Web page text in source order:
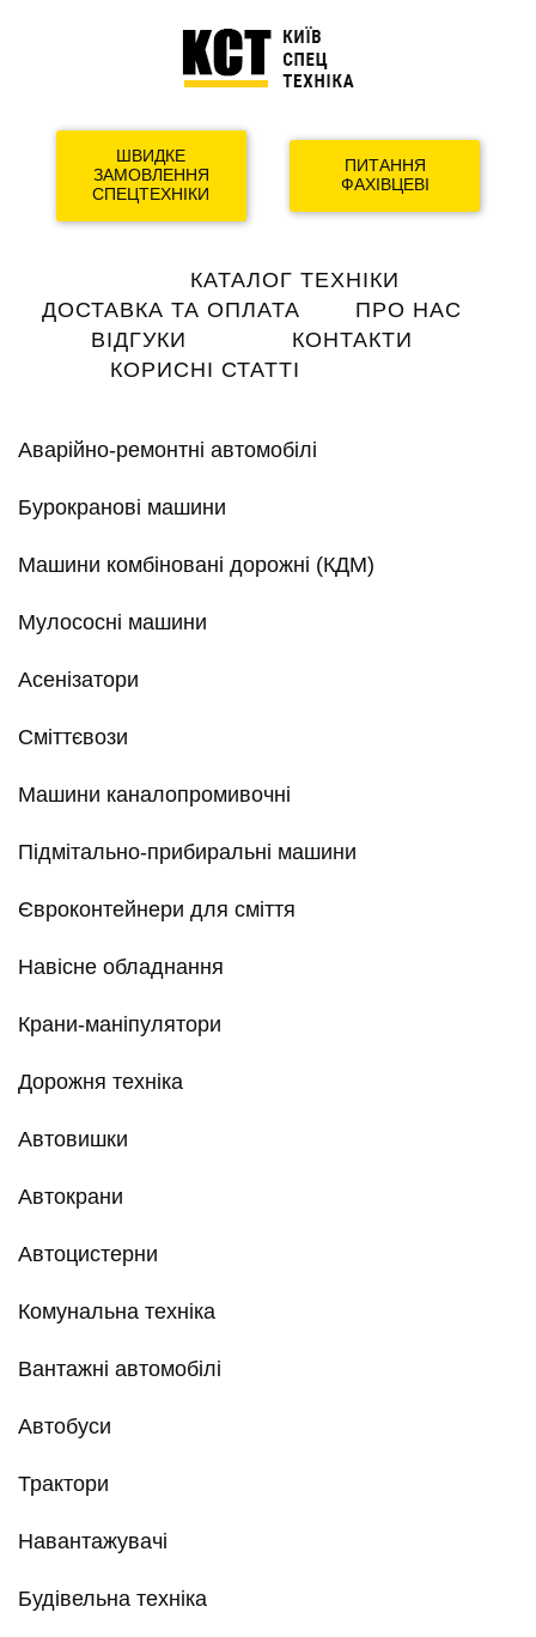
ШВИДКЕ
ЗАМОВЛЕННЯ
СПЕЦТЕХНІКИ
ПИТАННЯ
ФАХІВЦЕВІ
navigation
КАТАЛОГ ТЕХНІКИ
ДОСТАВКА ТА ОПЛАТА
ПРО НАС
ВІДГУКИ
КОНТАКТИ
КОРИСНІ СТАТТІ
Аварійно-ремонтні автомобілі
Бурокранові машини
Машини комбіновані дорожні (КДМ)
Мулососні машини
Асенізатори
Сміттєвози
Машини каналопромивочні
Підмітально-прибиральні машини
Євроконтейнери для сміття
Навісне обладнання
Крани-маніпулятори
Дорожня техніка
Автовишки
Автокрани
Автоцистерни
Комунальна техніка
Вантажні автомобілі
Автобуси
Трактори
Навантажувачі
Будівельна техніка